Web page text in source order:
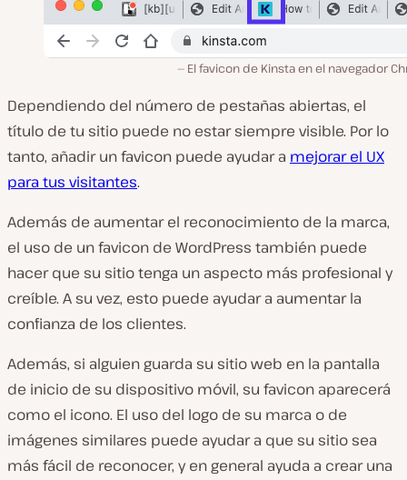
El favicon de Kinsta en el navegador
Dependiendo del número de pestañas abiertas, el
título de tu sitio puede no estar siempre visible. Por lo
tanto, añadir un favicon puede ayudar a mejorar el UX
para tus visitantes.
Además de aumentar el reconocimiento de la marca,
el uso de un favicon de WordPress también puede
hacer que su sitio tenga un aspecto más profesional y
creíble. A su vez, esto puede ayudar a aumentar la
confianza de los clientes.
Además, si alguien guarda su sitio web en la pantalla
de inicio de su dispositivo móvil, su favicon aparecerá
como el icono. El uso del logo de su marca o de
imágenes similares puede ayudar a que su sitio sea
más fácil de reconocer, y en general ayuda a crear una